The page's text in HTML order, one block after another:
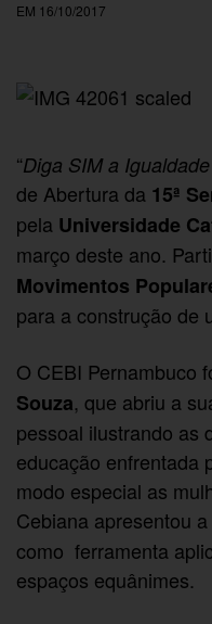
EM 16/10/2017
“Diga SIM a
de Abertura da 15ª
pela Universidade
março deste ano.
Movimentos
para a construção de
O CEBI Pernambuco
Souza, que abriu a
pessoal ilustrando as
educação enfrentada
modo especial as
Cebiana apresentou a
como ferramenta
espaços equânimes.